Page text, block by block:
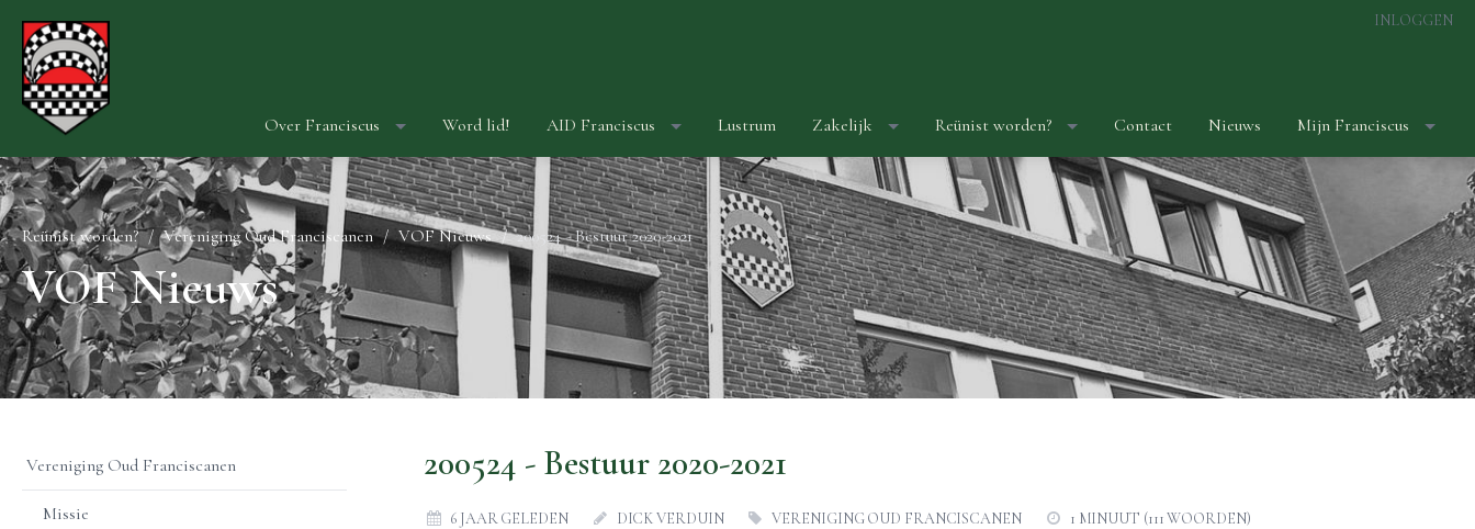
INLOGGEN
Over Franciscus Word lid! AID Franciscus Lustrum Zakelijk Reünist worden? Contact Nieuws Mijn Franciscus
Reünist worden? Vereniging Oud Franciscanen VOF Nieuws 200524 - Bestuur 2020-2021
VOF Nieuws
Vereniging Oud Franciscanen
Missie
200524 - Bestuur 2020-2021
6 JAAR GELEDEN DICK VERDUIN VERENIGING OUD FRANCISCANEN 1 MINUUT (111 WOORDEN)